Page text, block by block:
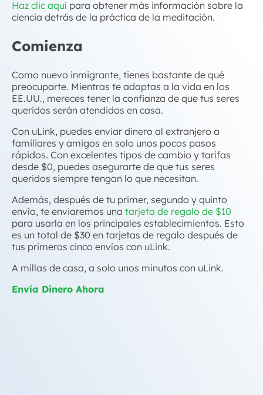
Haz clic aquí para obtener más información sobre la
ciencia detrás de la práctica de la meditación.
Comienza
Como nuevo inmigrante, tienes bastante de qué
preocuparte. Mientras te adaptas a la vida en los
EE.UU., mereces tener la confianza de que tus seres
queridos serán atendidos en casa.
Con uLink, puedes enviar dinero al extranjero a
familiares y amigos en solo unos pocos pasos
rápidos. Con excelentes tipos de cambio y tarifas
desde $0, puedes asegurarte de que tus seres
queridos siempre tengan lo que necesitan.
Además, después de tu primer, segundo y quinto
envío, te enviaremos una tarjeta de regalo de $10
para usarla en los principales establecimientos. Esto
es un total de $30 en tarjetas de regalo después de
tus primeros cinco envíos con uLink.
A millas de casa, a solo unos minutos con uLink.
Envía Dinero Ahora